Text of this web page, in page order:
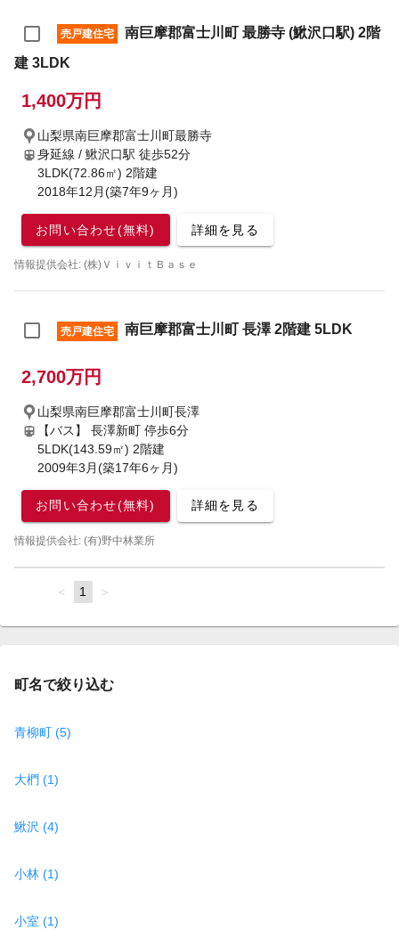
売戸建住宅
南巨摩郡富士川町 最勝寺 (鰍沢口駅) 2階
建 3LDK
1,400万円
山梨県南巨摩郡富士川町最勝寺
身延線 / 鰍沢口駅 徒歩52分
3LDK(72.86㎡) 2階建
2018年12月(築7年9ヶ月)
お問い合わせ(無料) 詳細を見る
情報提供会社: (株)ＶｉｖｉｔＢａｓｅ
売戸建住宅 南巨摩郡富士川町 長澤 2階建 5LDK
2,700万円
山梨県南巨摩郡富士川町長澤
【バス】 長澤新町 停歩6分
5LDK(143.59㎡) 2階建
2009年3月(築17年6ヶ月)
お問い合わせ(無料) 詳細を見る
情報提供会社: (有)野中林業所
page
You're
page
1 page
町名で絞り込む
青柳町 (5)
大椚 (1)
鰍沢 (4)
小林 (1)
小室 (1)